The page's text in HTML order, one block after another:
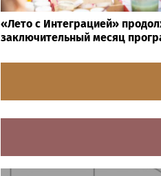
«Лето с Интеграцией»
заключительный месяц